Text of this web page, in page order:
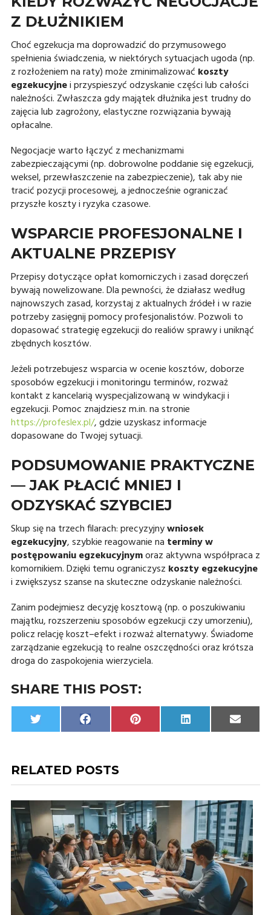
Z DŁUŻNIKIEM
Choć egzekucja ma doprowadzić do przymusowego
spełnienia świadczenia, w niektórych sytuacjach ugoda (np.
z rozłożeniem na raty) może zminimalizować koszty
egzekucyjnei przyspieszyć odzyskanie części lub całości
należności. Zwłaszcza gdy majątek dłużnika jest trudny do
zajęcia lub zagrożony, elastyczne rozwiązania bywają
opłacalne.
Negocjacje warto łączyć z mechanizmami
zabezpieczającymi (np. dobrowolne poddanie się egzekucji,
weksel, przewłaszczenie na zabezpieczenie), tak aby nie
tracić pozycji procesowej, a jednocześnie ograniczać
przyszłe koszty i ryzyka czasowe.
WSPARCIE PROFESJONALNE I
AKTUALNE PRZEPISY
Przepisy dotyczące opłat komorniczych i zasad doręczeń
bywają nowelizowane. Dla pewności, że działasz według
najnowszych zasad, korzystaj z aktualnych źródeł i w razie
potrzeby zasięgnij pomocy profesjonalistów. Pozwoli to
dopasować strategię egzekucji do realiów sprawy i uniknąć
zbędnych kosztów.
Jeżeli potrzebujesz wsparcia w ocenie kosztów, doborze
sposobów egzekucji i monitoringu terminów, rozważ
kontakt z kancelarią wyspecjalizowaną w windykacji i
egzekucji. Pomoc znajdziesz m.in. na stronie
https://profeslex.pl/, gdzie uzyskasz informacje
dopasowane do Twojej sytuacji.
PODSUMOWANIE PRAKTYCZNE
— JAK PŁACIĆ MNIEJ I
ODZYSKAĆ SZYBCIEJ
Skup się na trzech filarach: precyzyjnywniosek
egzekucyjny, szybkie reagowanie na terminy w
postępowaniu egzekucyjnymoraz aktywna współpraca z
komornikiem. Dzięki temu ograniczysz koszty egzekucyjne
i zwiększysz szanse na skuteczne odzyskanie należności.
Zanim podejmiesz decyzję kosztową (np. o poszukiwaniu
majątku, rozszerzeniu sposobów egzekucji czy umorzeniu),
policz relację koszt–efekt i rozważ alternatywy. Świadome
zarządzanie egzekucją to realne oszczędności oraz krótsza
droga do zaspokojenia wierzyciela.
SHARE THIS POST:
Share
on
Share
on
Facebook Share
on
Pinterest Share
on
LinkedIn Share
on
Email
RELATED POSTS